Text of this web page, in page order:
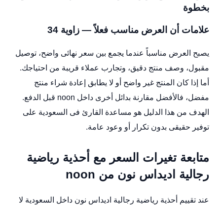
بخطوة
علامات أن العرض مناسب فعلاً — زاوية 34
يصبح العرض مناسباً عندما يجمع بين سعر نهائى واضح، توصيل
مقبول، وصف منتج دقيق، وتجارب عملاء قريبة من احتياجك.
أما إذا كان المنتج غير واضح أو لا يطابق إعادة شراء منتج
مفضل، فالأفضل مقارنة بدائل أخرى داخل noon قبل الدفع.
الهدف من هذا الدليل هو مساعدة القارئ فى السعودية على
توفير حقيقى بدون تكرار أو وعود عامة.
متابعة تغيرات السعر مع أحذية رياضية
رجالية اديداس نون من noon
عند تقييم أحذية رياضية رجالية اديداس نون داخل السعودية لا